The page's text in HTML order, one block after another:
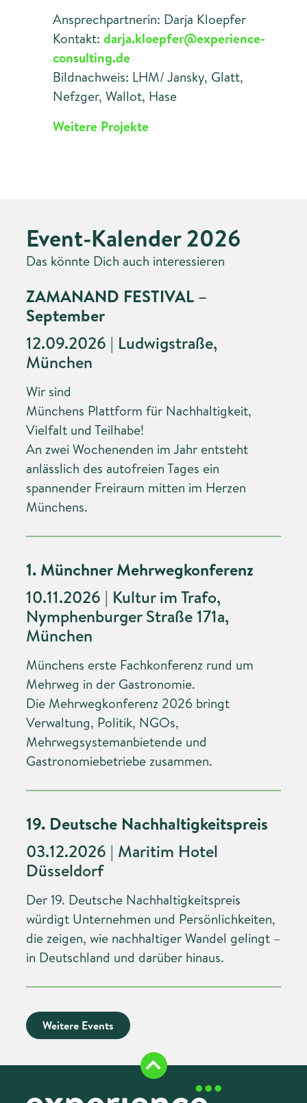
Ansprechpartnerin: Darja Kloepfer
Kontakt: darja.kloepfer@experience-
consulting.de
Bildnachweis: LHM/ Jansky, Glatt,
Nefzger, Wallot, Hase
Weitere Projekte
Event-Kalender 2026
Das könnte Dich auch interessieren
ZAMANAND FESTIVAL –
September
12.09.2026 | Ludwigstraße,
München
Wir sind
Münchens Plattform für Nachhaltigkeit,
Vielfalt und Teilhabe!
An zwei Wochenenden im Jahr entsteht
anlässlich des autofreien Tages ein
spannender Freiraum mitten im Herzen
Münchens.
1. Münchner Mehrwegkonferenz
10.11.2026 | Kultur im Trafo,
Nymphenburger Straße 171a,
München
Münchens erste Fachkonferenz rund um
Mehrweg in der Gastronomie.
Die Mehrwegkonferenz 2026 bringt
Verwaltung, Politik, NGOs,
Mehrwegsystemanbietende und
Gastronomiebetriebe zusammen.
19. Deutsche Nachhaltigkeitspreis
03.12.2026 | Maritim Hotel
Düsseldorf
Der 19. Deutsche Nachhaltigkeitspreis
würdigt Unternehmen und Persönlichkeiten,
die zeigen, wie nachhaltiger Wandel gelingt –
in Deutschland und darüber hinaus.
Weitere Events